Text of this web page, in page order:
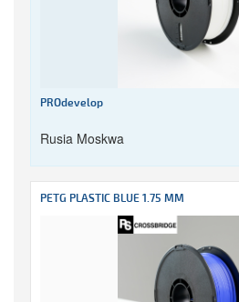
PROdevelop
Rusia Moskwa
PETG PLASTIC BLUE 1.75 MM